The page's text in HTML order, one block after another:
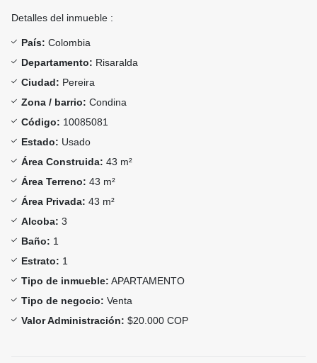
Detalles del inmueble :
País: Colombia
Departamento: Risaralda
Ciudad: Pereira
Zona / barrio: Condina
Código: 10085081
Estado: Usado
Área Construida: 43 m²
Área Terreno: 43 m²
Área Privada: 43 m²
Alcoba: 3
Baño: 1
Estrato: 1
Tipo de inmueble: APARTAMENTO
Tipo de negocio: Venta
Valor Administración: $20.000 COP